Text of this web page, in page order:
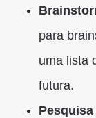
para
uma lista
futura.